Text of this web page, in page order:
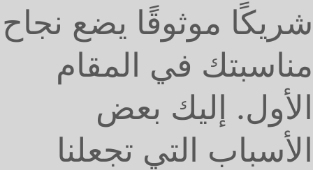
شريكًا موثوقًا يضع نجاح
مناسبتك في المقام
الأول. إليك بعض
الأسباب التي تجعلنا